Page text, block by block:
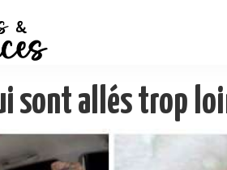
sont allés trop